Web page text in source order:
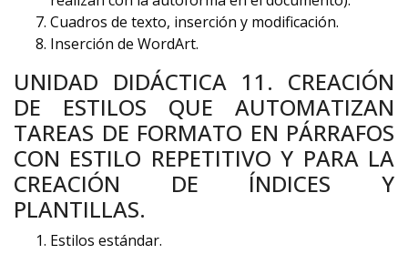
Cuadros de texto, inserción y modificación.
Inserción de WordArt.
UNIDAD DIDÁCTICA 11. CREACIÓN
DE ESTILOS QUE AUTOMATIZAN
TAREAS DE FORMATO EN PÁRRAFOS
CON ESTILO REPETITIVO Y PARA LA
CREACIÓN DE ÍNDICES Y
PLANTILLAS.
Estilos estándar.